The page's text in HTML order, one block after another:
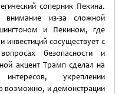
соперник Пекина.
внимание из-за сложной
и Пекином, где
инвестиций сосуществует с
безопасности и
акцент Трамп сделал на
укреплении
возможно, и демонстрации